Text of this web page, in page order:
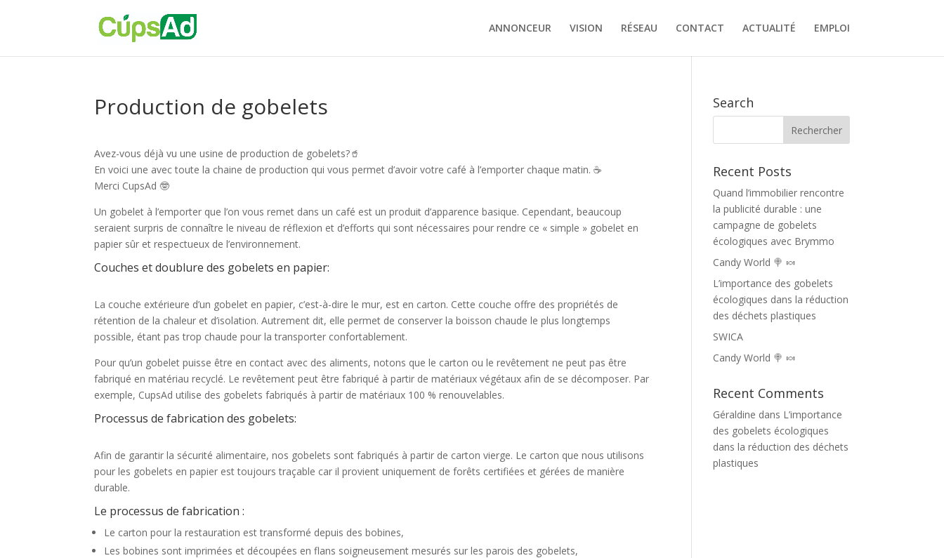
ANNONCEUR VISION RÉSEAU CONTACT ACTUALITÉ EMPLOI
Production de gobelets
Avez-vous déjà vu une usine de production de gobelets?🥤
En voici une avec toute la chaine de production qui vous permet d’avoir votre café à l’emporter chaque matin. ☕
Merci CupsAd 🤓
Un gobelet à l’emporter que l’on vous remet dans un café est un produit d’apparence basique. Cependant, beaucoup
seraient surpris de connaître le niveau de réflexion et d’efforts qui sont nécessaires pour rendre ce « simple » gobelet en
papier sûr et respectueux de l’environnement.
Couches et doublure des gobelets en papier:
La couche extérieure d’un gobelet en papier, c’est-à-dire le mur, est en carton. Cette couche offre des propriétés de
rétention de la chaleur et d’isolation. Autrement dit, elle permet de conserver la boisson chaude le plus longtemps
possible, étant pas trop chaude pour la transporter confortablement.
Pour qu’un gobelet puisse être en contact avec des aliments, notons que le carton ou le revêtement ne peut pas être
fabriqué en matériau recyclé. Le revêtement peut être fabriqué à partir de matériaux végétaux afin de se décomposer. Par
exemple, CupsAd utilise des gobelets fabriqués à partir de matériaux 100 % renouvelables.
Processus de fabrication des gobelets:
Afin de garantir la sécurité alimentaire, nos gobelets sont fabriqués à partir de carton vierge. Le carton que nous utilisons
pour les gobelets en papier est toujours traçable car il provient uniquement de forêts certifiées et gérées de manière
durable.
Le processus de fabrication :
Le carton pour la restauration est transformé depuis des bobines,
Les bobines sont imprimées et découpées en flans soigneusement mesurés sur les parois des gobelets,
Search
Recent Posts
Quand l’immobilier rencontre
la publicité durable : une
campagne de gobelets
écologiques avec Brymmo
Candy World 🍭 🍬
L’importance des gobelets
écologiques dans la réduction
des déchets plastiques
SWICA
Candy World 🍭 🍬
Recent Comments
Géraldine dans L’importance
des gobelets écologiques
dans la réduction des déchets
plastiques